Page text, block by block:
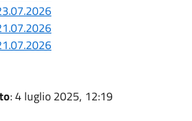
: 4 luglio 2025, 12:19